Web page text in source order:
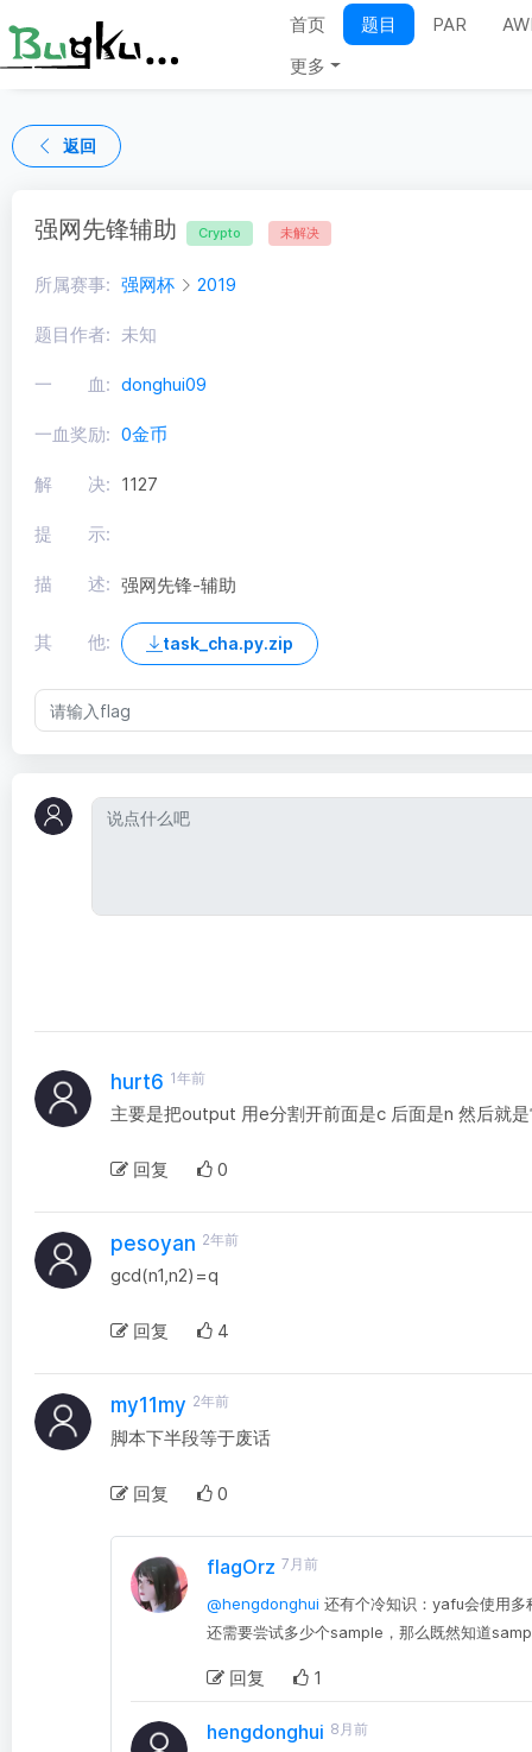
首页 题目 PAR
更多
返回
强网先锋辅助 Crypto 未解决
所属赛事: 强网杯 2019
题目作者: 未知
一 血: donghui09
一血奖励: 0金币
解 决: 1127
提 示:
描 述: 强网先锋-辅助
其 他: task_cha.py.zip
hurt6 1年前
主要是把output 用e分割开前面是c 后面是n 然后就
回复 0
pesoyan 2年前
gcd(n1,n2)=q
回复 4
my11my 2年前
脚本下半段等于废话
回复 0
flagOrz 7月前
@hengdonghui还有个冷知识：yafu会使用多
还需要尝试多少个sample，那么既然知道
回复 1
hengdonghui 8月前